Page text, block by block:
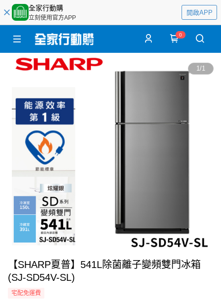
全家行動購
立刻使用官方APP
開啟APP
0
1/1
【SHARP夏普】541L除菌離子變頻雙門冰箱
(SJ-SD54V-SL)
宅配免運費